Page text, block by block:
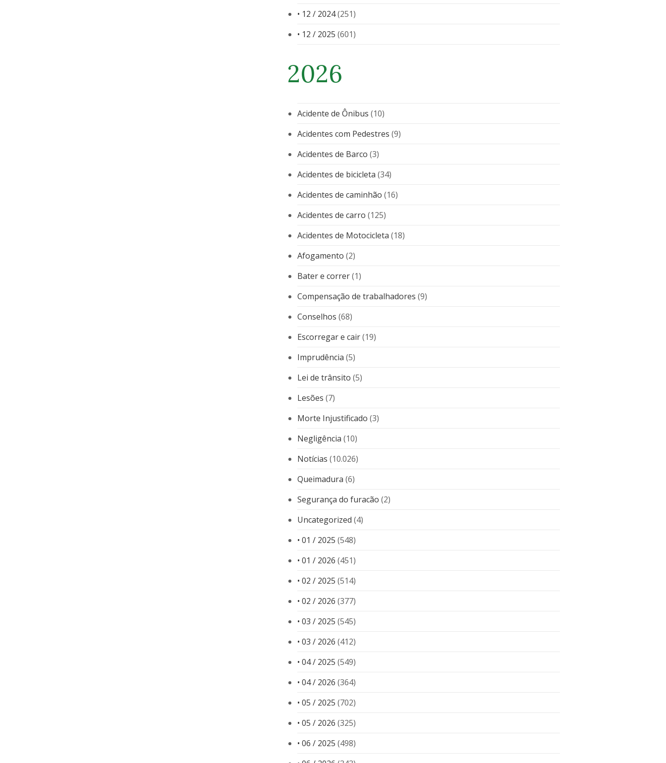
• 12 / 2024(251)
• 12 / 2025 (601)
2026
Acidente de Ônibus (10)
Acidentes com Pedestres (9)
Acidentes de Barco (3)
Acidentes de bicicleta (34)
Acidentes de caminhão (16)
Acidentes de carro (125)
Acidentes de Motocicleta (18)
Afogamento (2)
Bater e correr(1)
Compensação de trabalhadores (9)
Conselhos (68)
Escorregar e cair(19)
Imprudência (5)
Lei de trânsito (5)
Lesões (7)
Morte Injustificado (3)
Negligência (10)
Notícias (10.026)
Queimadura (6)
Segurança do furacão (2)
Uncategorized (4)
• 01 / 2025 (548)
• 01 / 2026 (451)
• 02 / 2025 (514)
• 02 / 2026 (377)
• 03 / 2025 (545)
• 03 / 2026 (412)
• 04 / 2025 (549)
• 04 / 2026 (364)
• 05 / 2025 (702)
• 05 / 2026 (325)
• 06 / 2025 (498)